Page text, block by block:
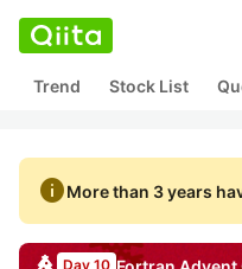
Trend Stock List
infoMore than 3 years
Day 10